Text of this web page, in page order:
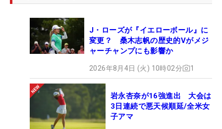
J・ローズが『イエローボール』に
変更？ 桑木志帆の歴史的Vがメジ
ャーチャンプにも影響か
2026年8月4日 (火) 10時02分 1
岩永杏奈が16強進出 大会は
3日連続で悪天候順延/全米女
子アマ